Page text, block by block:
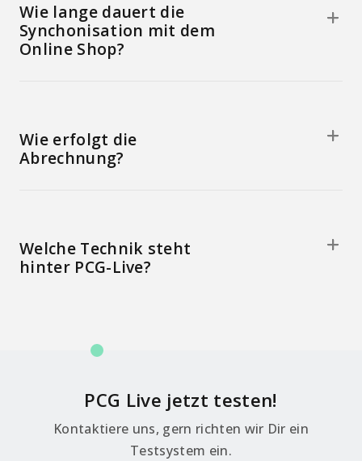
Wie lange dauert die
Synchonisation mit dem
Online Shop?
Wie erfolgt die
Abrechnung?
Welche Technik steht
hinter PCG-Live?
PCG Live jetzt testen!
Kontaktiere uns, gern richten wir Dir ein
Testsystem ein.